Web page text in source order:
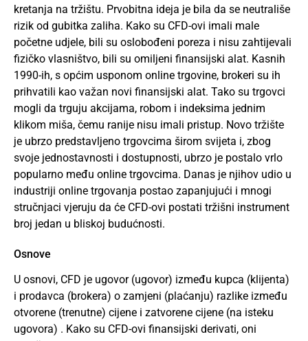
kretanja na tržištu. Prvobitna ideja je bila da se neutrališe
rizik od gubitka zaliha. Kako su CFD-ovi imali male
početne udjele, bili su oslobođeni poreza i nisu zahtijevali
fizičko vlasništvo, bili su omiljeni finansijski alat. Kasnih
1990-ih, s općim usponom online trgovine, brokeri su ih
prihvatili kao važan novi finansijski alat. Tako su trgovci
mogli da trguju akcijama, robom i indeksima jednim
klikom miša, čemu ranije nisu imali pristup. Novo tržište
je ubrzo predstavljeno trgovcima širom svijeta i, zbog
svoje jednostavnosti i dostupnosti, ubrzo je postalo vrlo
popularno među online trgovcima. Danas je njihov udio u
industriji online trgovanja postao zapanjujući i mnogi
stručnjaci vjeruju da će CFD-ovi postati tržišni instrument
broj jedan u bliskoj budućnosti.
Osnove
U osnovi, CFD je ugovor (ugovor) između kupca (klijenta)
i prodavca (brokera) o zamjeni (plaćanju) razlike između
otvorene (trenutne) cijene i zatvorene cijene (na isteku
ugovora) . Kako su CFD-ovi finansijski derivati, oni